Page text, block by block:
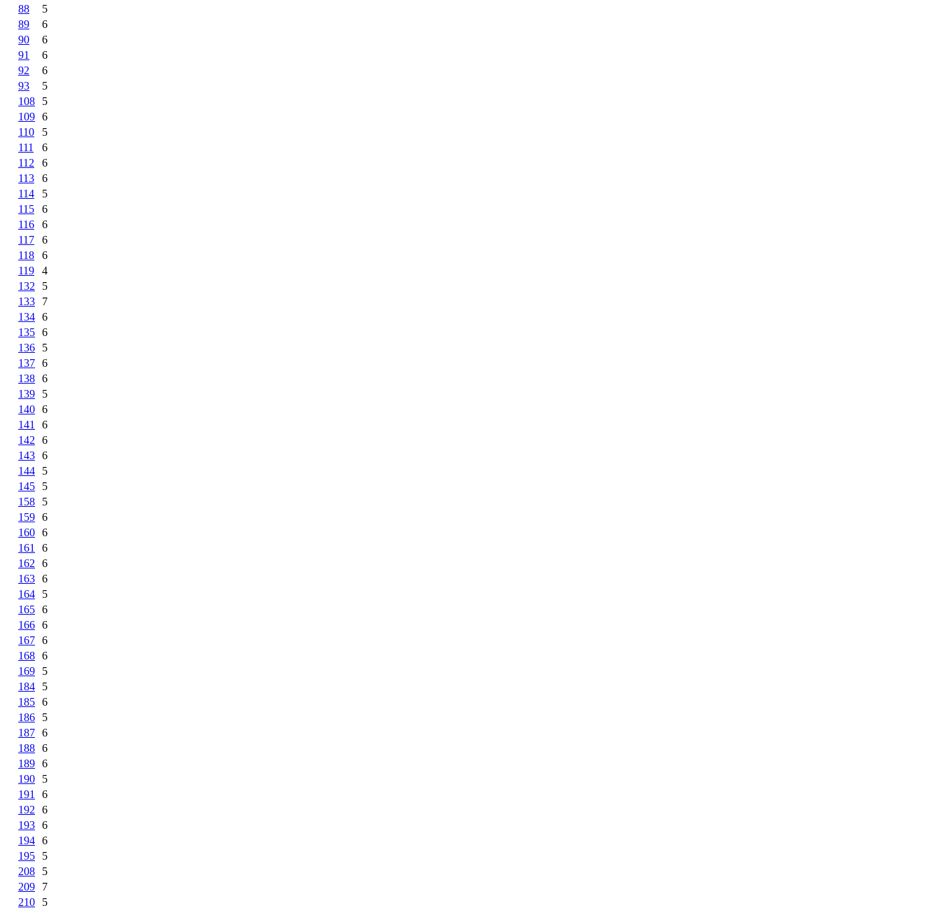
88
5
89
6
90
6
91
6
92
6
93
5
108
5
109 6
110
5
111
6
112
6
113
6
114
5
115
6
116
6
117
6
118
6
119
4
132
5
133
7
134 6
135 6
136
5
137 6
138 6
139
5
140 6
141
6
142
6
143 6
144
5
145
5
158
5
159 6
160 6
161
6
162
6
163 6
164
5
165 6
166 6
167 6
168 6
169
5
184
5
185 6
186
5
187 6
188 6
189 6
190
5
191
6
192
6
193 6
194 6
195
5
208
5
209
7
210
5